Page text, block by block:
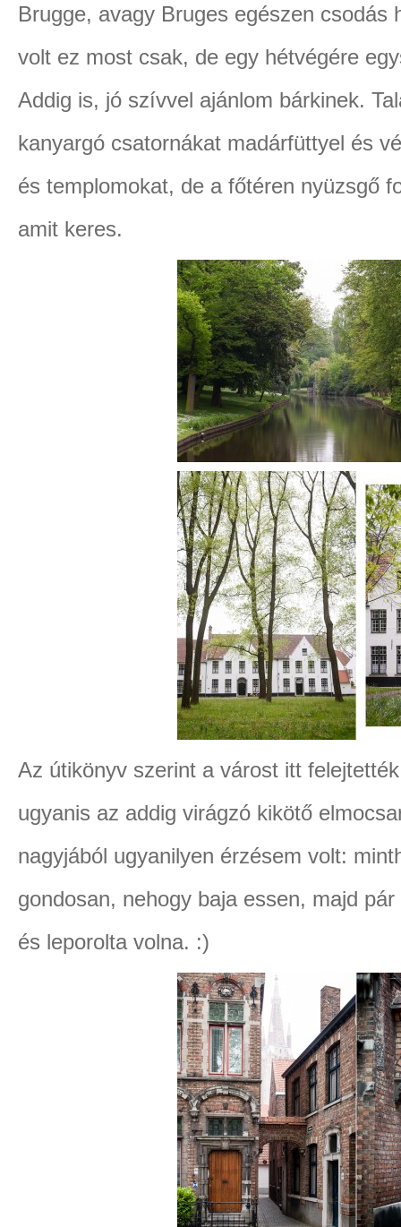
Brugge, avagy Bruges egészen csodás
volt ez most csak, de egy hétvégére
Addig is, jó szívvel ajánlom bárkinek.
kanyargó csatornákat madárfüttyel és
és templomokat, de a főtéren nyüzsgő
amit keres.
Az útikönyv szerint a várost itt
ugyanis az addig virágzó kikötő
nagyjából ugyanilyen érzésem volt:
gondosan, nehogy baja essen, majd
és leporolta volna. :)